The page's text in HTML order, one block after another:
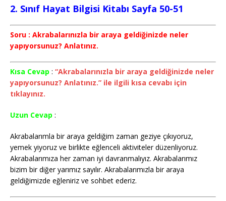
2. Sınıf Hayat Bilgisi Kitabı Sayfa 50-51
Soru : Akrabalarınızla bir araya geldiğinizde neler
yapıyorsunuz? Anlatınız.
Kısa Cevap : “Akrabalarınızla bir araya geldiğinizde neler
yapıyorsunuz? Anlatınız.” ile ilgili kısa cevabı için
tıklayınız.
Uzun Cevap :
Akrabalarımla bir araya geldiğim zaman geziye çıkıyoruz,
yemek yiyoruz ve birlikte eğlenceli aktiviteler düzenliyoruz.
Akrabalarımıza her zaman iyi davranmalıyız. Akrabalarımız
bizim bir diğer yarımız sayılır. Akrabalarımızla bir araya
geldiğimizde eğleniriz ve sohbet ederiz.